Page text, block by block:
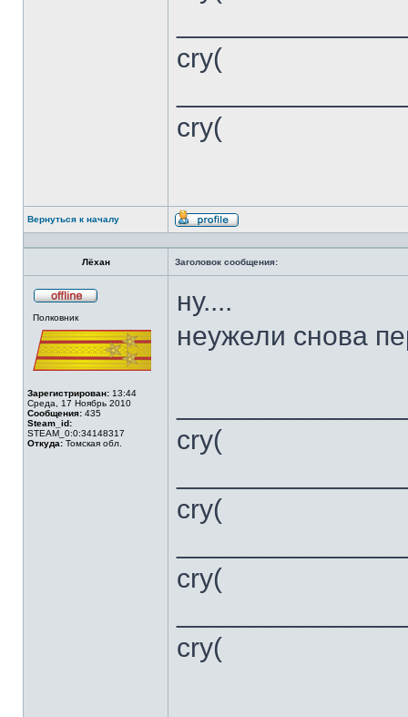
cry(
cry(
Вернуться к началу
Профиль
Лёхан Заголовок сообщения:
сети
Полковник
Зарегистрирован: 13:44
Среда, 17 Ноябрь 2010
Сообщения: 435
Steam_id:
STEAM_0:0:34148317
Откуда: Томская обл.
ну....
неужели снова
cry(
cry(
cry(
cry(